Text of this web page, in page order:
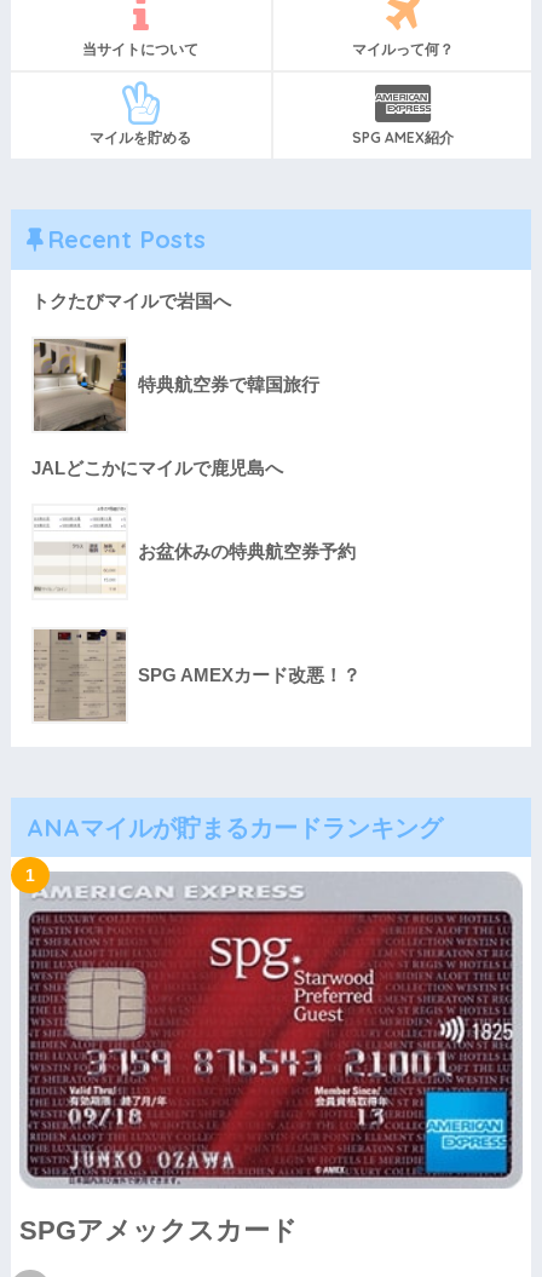
当サイトについて マイルって何？
マイルを貯める SPG AMEX紹介
Recent Posts
トクたびマイルで岩国へ
特典航空券で韓国旅行
JALどこかにマイルで鹿児島へ
お盆休みの特典航空券予約
SPG AMEXカード改悪！？
ANAマイルが貯まるカードランキング
SPGアメックスカード